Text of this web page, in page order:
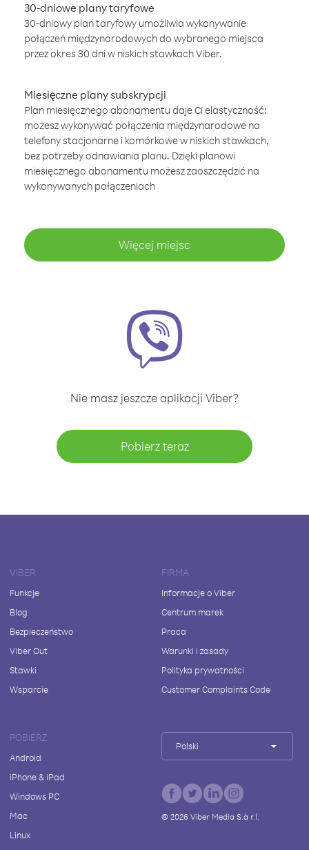
30-dniowe plany taryfowe
30-dniowy plan taryfowy umożliwia wykonywanie
połączeń międzynarodowych do wybranego miejsca
przez okres 30 dni w niskich stawkach Viber.
Miesięczne plany subskrypcji
Plan miesięcznego abonamentu daje Ci elastyczność:
możesz wykonywać połączenia międzynarodowe na
telefony stacjonarne i komórkowe w niskich stawkach,
bez potrzeby odnawiania planu. Dzięki planowi
miesięcznego abonamentu możesz zaoszczędzić na
wykonywanych połączeniach
Więcej miejsc
Nie masz jeszcze aplikacji Viber?
Pobierz teraz
VIBER
Funkcje
Blog
Bezpieczeństwo
Viber Out
Stawki
Wsparcie
FIRMA
Informacje o Viber
Centrum marek
Praca
Warunki i zasady
Polityka prywatności
Customer Complaints Code
POBIERZ
Android
iPhone & iPad
Windows PC
Mac
Linux
Polski
© 2026Viber Media S.à r.l.